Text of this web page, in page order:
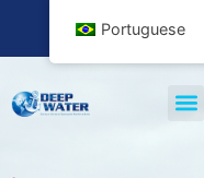
Portuguese